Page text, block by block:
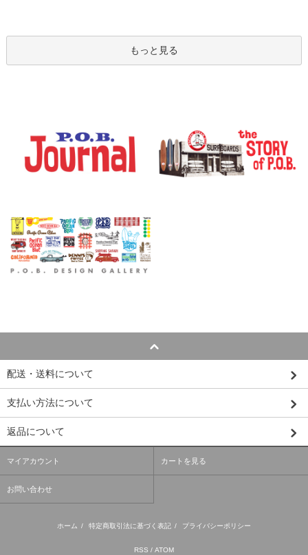
もっと見る
配送・送料について
支払い方法について
返品について
マイアカウント カートを見る
お問い合わせ
ホーム / 特定商取引法に基づく表記 / プライバシーポリシー
RSS / ATOM